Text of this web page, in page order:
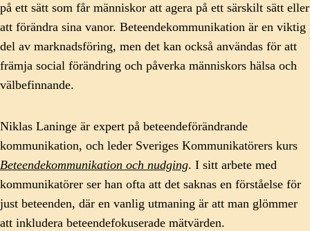
på ett sätt som får människor att agera på ett särskilt sätt eller
att förändra sina vanor. Beteendekommunikation är en viktig
del av marknadsföring, men det kan också användas för att
främja social förändring och påverka människors hälsa och
välbefinnande.
Niklas Laninge är expert på beteendeförändrande
kommunikation, och leder Sveriges Kommunikatörers kurs
Beteendekommunikation och nudging. I sitt arbete med
kommunikatörer ser han ofta att det saknas en förståelse för
just beteenden, där en vanlig utmaning är att man glömmer
att inkludera beteendefokuserade mätvärden.